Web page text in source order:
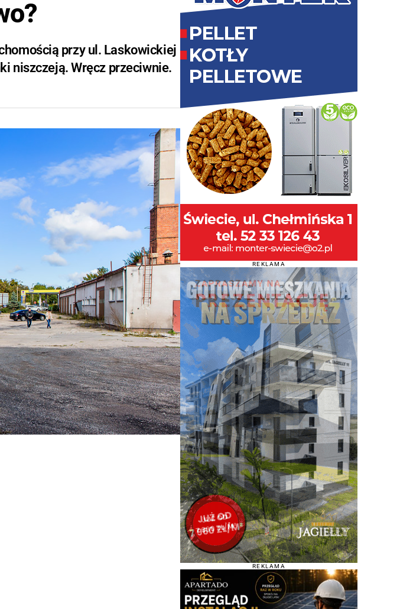
przy ul. Laskowickiej
niszczeją. Wręcz przeciwnie.
REKLAMA
REKLAMA